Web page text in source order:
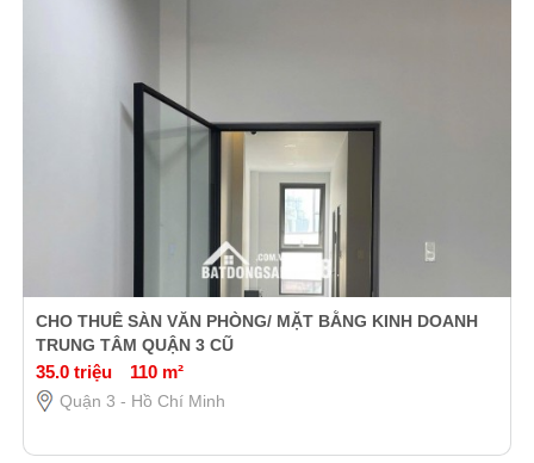
CHO THUÊ SÀN VĂN PHÒNG/ MẶT BẰNG KINH DOANH
TRUNG TÂM QUẬN 3 CŨ
35.0 triệu 110 m²
Quận 3 - Hồ Chí Minh